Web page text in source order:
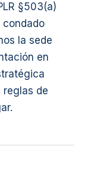
§503(a)
condado
la sede
en
de